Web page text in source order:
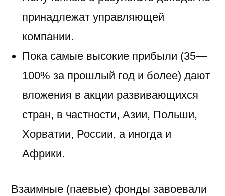
принадлежат управляющей
компании.
Пока самые высокие прибыли (35—
100% за прошлый год и более) дают
вложения в акции развивающихся
стран, в частности, Азии, Польши,
Хорватии, России, а иногда и
Африки.
Взаимные (паевые) фонды завоевали